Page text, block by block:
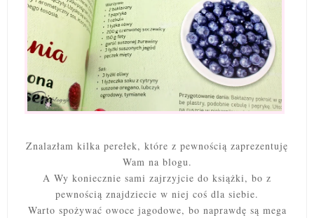
Znalazłam kilka perełek, które z pewnością zaprezentuję
Wam na blogu.
A Wy koniecznie sami zajrzyjcie do książki, bo z
pewnością znajdziecie w niej coś dla siebie.
Warto spożywać owoce jagodowe, bo naprawdę są mega